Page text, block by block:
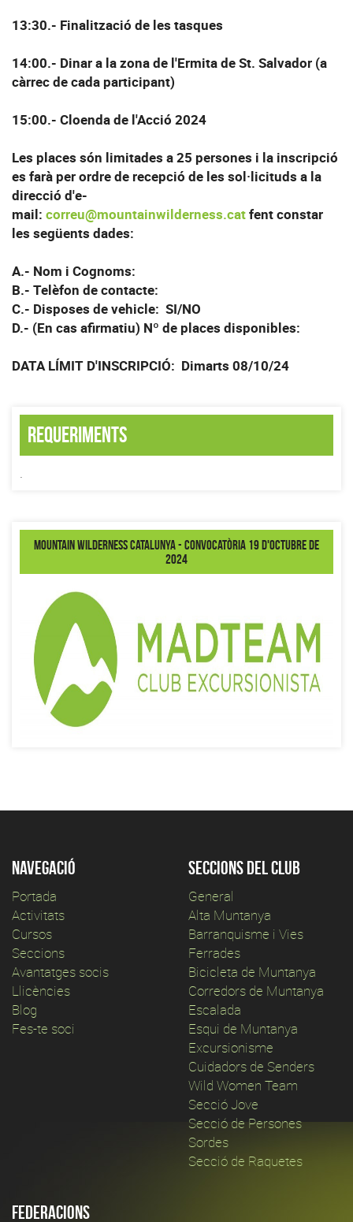
13:30.- Finalització de les tasques
14:00.- Dinar a la zona de l'Ermita de St. Salvador (a
càrrec de cada participant)
15:00.- Cloenda de l'Acció 2024
Les places són limitades a 25 persones i la inscripció
es farà per ordre de recepció de les sol·licituds a la
direcció d'e-
mail: correu@mountainwilderness.catfent constar
les següents dades:
A.- Nom i Cognoms:
B.- Telèfon de contacte:
C.- Disposes de vehicle: SI/NO
D.- (En cas afirmatiu) Nº de places disponibles:
DATA LÍMIT D'INSCRIPCIÓ: Dimarts 08/10/24
Requeriments
.
Mountain Wilderness Catalunya - Convocatòria 19 d'octubre de
2024
Navegació
Portada
Activitats
Cursos
Seccions
Avantatges socis
Llicències
Blog
Fes-te soci
Seccions del club
General
Alta Muntanya
Barranquisme i Vies
Ferrades
Bicicleta de Muntanya
Corredors de Muntanya
Escalada
Esqui de Muntanya
Excursionisme
Cuidadors de Senders
Wild Women Team
Secció Jove
Secció de Persones
Sordes
Secció de Raquetes
Federacions